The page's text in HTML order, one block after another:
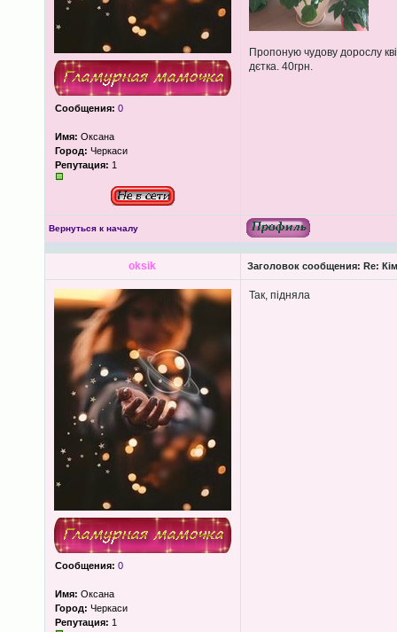
Сообщения: 0
Имя: Оксана
Город: Черкаси
Репутация: 1
Пропоную чудову дорослу
дєтка. 40грн.
Вернуться к началу
oksik Заголовок сообщения: Re:
Сообщения: 0
Имя: Оксана
Город: Черкаси
Репутация: 1
Так, підняла